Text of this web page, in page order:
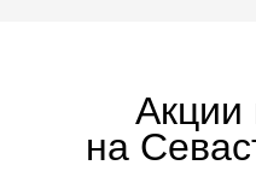
Акции
на